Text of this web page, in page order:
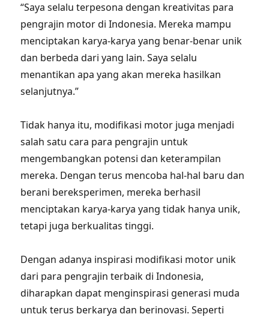
“Saya selalu terpesona dengan kreativitas para
pengrajin motor di Indonesia. Mereka mampu
menciptakan karya-karya yang benar-benar unik
dan berbeda dari yang lain. Saya selalu
menantikan apa yang akan mereka hasilkan
selanjutnya.”
Tidak hanya itu, modifikasi motor juga menjadi
salah satu cara para pengrajin untuk
mengembangkan potensi dan keterampilan
mereka. Dengan terus mencoba hal-hal baru dan
berani bereksperimen, mereka berhasil
menciptakan karya-karya yang tidak hanya unik,
tetapi juga berkualitas tinggi.
Dengan adanya inspirasi modifikasi motor unik
dari para pengrajin terbaik di Indonesia,
diharapkan dapat menginspirasi generasi muda
untuk terus berkarya dan berinovasi. Seperti